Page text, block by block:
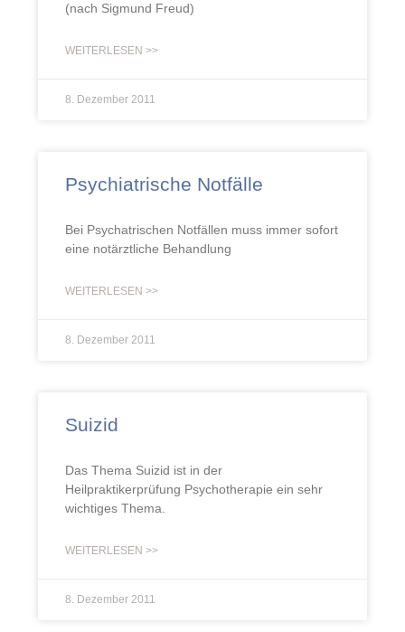
(nach Sigmund Freud)
WEITERLESEN >>
8. Dezember 2011
Psychiatrische Notfälle
Bei Psychatrischen Notfällen muss immer sofort
eine notärztliche Behandlung
WEITERLESEN >>
8. Dezember 2011
Suizid
Das Thema Suizid ist in der
Heilpraktikerprüfung Psychotherapie ein sehr
wichtiges Thema.
WEITERLESEN >>
8. Dezember 2011